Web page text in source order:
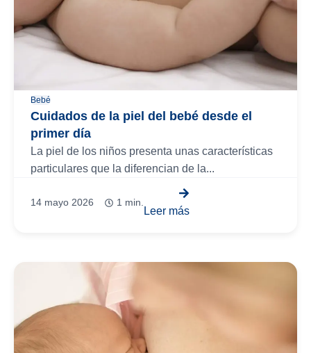
Bebé
Cuidados de la piel del bebé desde el
primer día
La piel de los niños presenta unas características
particulares que la diferencian de la...
14 mayo 2026 1 min.
Leer más